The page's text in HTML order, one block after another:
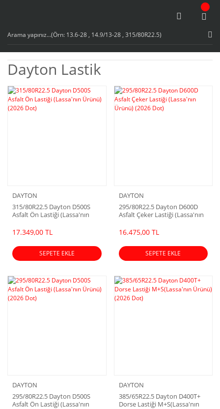
Dayton Lastik
DAYTON
315/80R22.5 Dayton D500S
Asfalt Ön Lastiği (Lassa'nın
17.349,00 TL
SEPETE EKLE
DAYTON
295/80R22.5 Dayton D600D
Asfalt Çeker Lastiği (Lassa'nın
16.475,00 TL
SEPETE EKLE
DAYTON
295/80R22.5 Dayton D500S
Asfalt Ön Lastiği (Lassa'nın
DAYTON
385/65R22.5 Dayton D400T+
Dorse Lastiği M+S(Lassa'nın